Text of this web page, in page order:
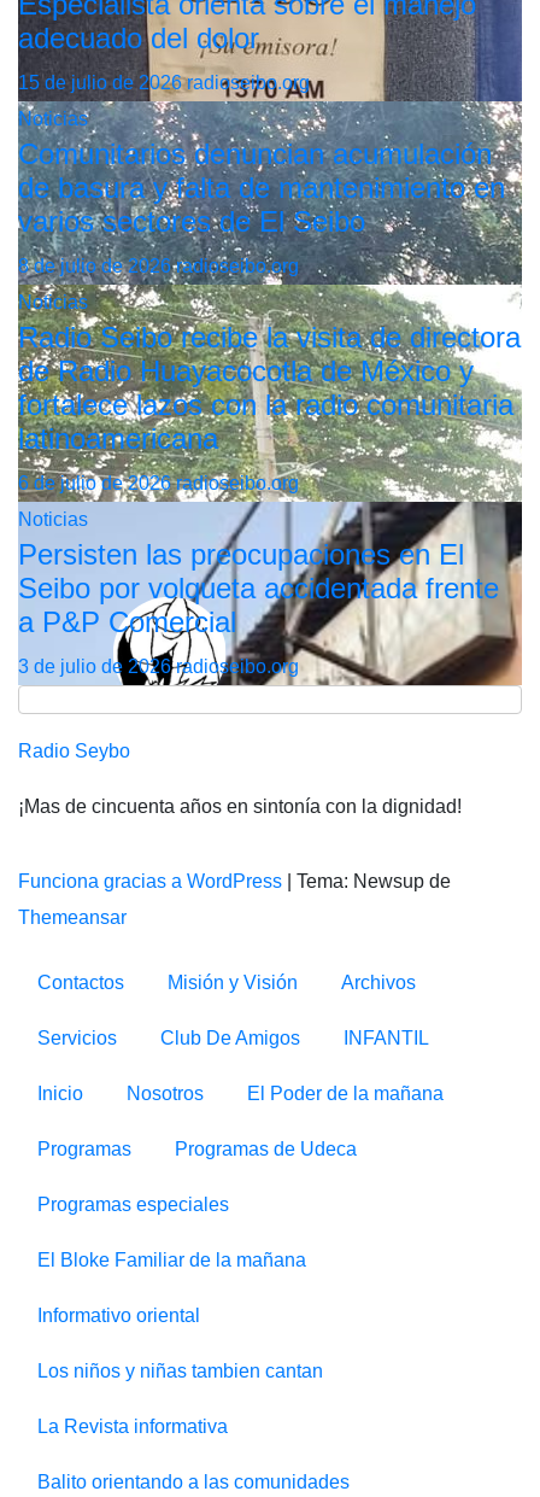
adecuado del dolor
15 de julio de 2026radioseibo.org
Noticias
Comunitarios denuncian acumulación
de basura y falta de mantenimiento en
varios sectores de El Seibo
8 de julio de 2026radioseibo.org
Noticias
Radio Seibo recibe la visita de directora
de Radio Huayacocotla de México y
fortalece lazos con la radio comunitaria
latinoamericana
6 de julio de 2026radioseibo.org
Noticias
Persisten las preocupaciones en El
Seibo por volqueta accidentada frente
a P&P Comercial
3 de julio de 2026radioseibo.org
Radio Seybo
¡Mas de cincuenta años en sintonía con la dignidad!
Funciona gracias a WordPress
Tema: Newsup de
Themeansar
Contactos Misión y Visión Archivos
Servicios Club De Amigos INFANTIL
Inicio Nosotros El Poder de la mañana
Programas Programas de Udeca
Programas especiales
El Bloke Familiar de la mañana
Informativo oriental
Los niños y niñas tambien cantan
La Revista informativa
Balito orientando a las comunidades